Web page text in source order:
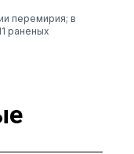
перемирия; в
раненых